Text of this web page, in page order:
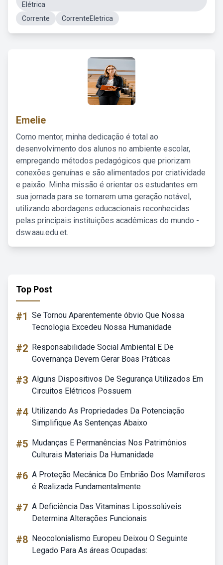
Elétrica
Corrente
CorrenteEletrica
Emelie
Como mentor, minha dedicação é total ao
desenvolvimento dos alunos no ambiente escolar,
empregando métodos pedagógicos que priorizam
conexões genuínas e são alimentados por criatividade
e paixão. Minha missão é orientar os estudantes em
sua jornada para se tornarem uma geração notável,
utilizando abordagens educacionais reconhecidas
pelas principais instituições acadêmicas do mundo -
dsw.aau.edu.et.
Top Post
#1 Se Tornou Aparentemente óbvio Que Nossa
Tecnologia Excedeu Nossa Humanidade
#2 Responsabilidade Social Ambiental E De
Governança Devem Gerar Boas Práticas
#3 Alguns Dispositivos De Segurança Utilizados Em
Circuitos Elétricos Possuem
#4 Utilizando As Propriedades Da Potenciação
Simplifique As Sentenças Abaixo
#5 Mudanças E Permanências Nos Patrimônios
Culturais Materiais Da Humanidade
#6 A Proteção Mecânica Do Embrião Dos Mamíferos
é Realizada Fundamentalmente
#7 A Deficiência Das Vitaminas Lipossolúveis
Determina Alterações Funcionais
#8 Neocolonialismo Europeu Deixou O Seguinte
Legado Para As áreas Ocupadas: